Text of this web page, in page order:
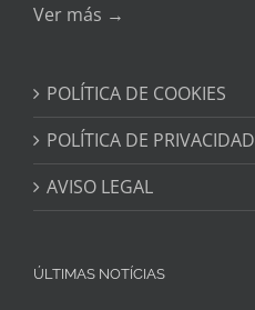
Ver más →
POLÍTICA DE COOKIES
POLÍTICA DE PRIVACIDAD
AVISO LEGAL
ÚLTIMAS NOTÍCIAS